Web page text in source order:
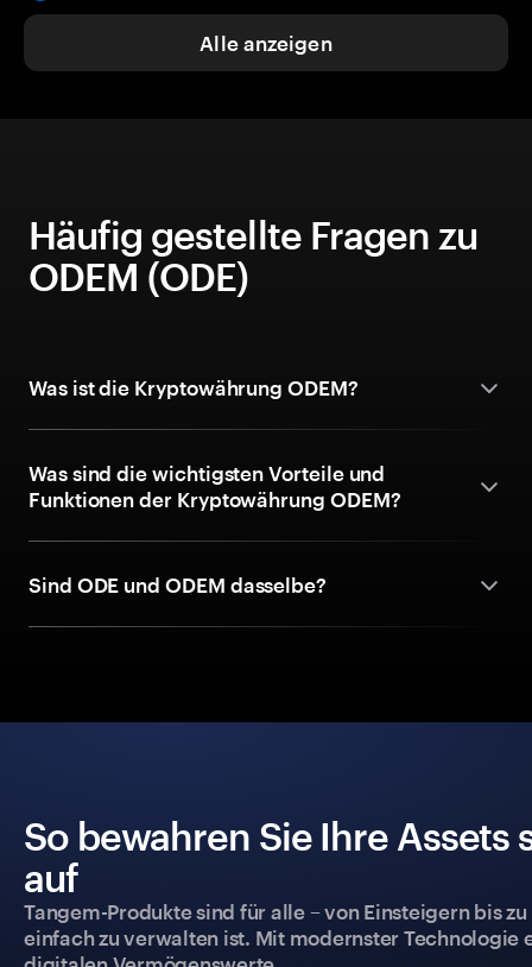
Alle anzeigen
Häufig gestellte Fragen zu
ODEM (ODE)
Was ist die Kryptowährung ODEM?
Was sind die wichtigsten Vorteile und
Funktionen der Kryptowährung ODEM?
Sind ODE und ODEM dasselbe?
So bewahren Sie Ihre
auf
Tangem-Produkte sind für alle – von Einsteigern bis
einfach zu verwalten ist. Mit modernster